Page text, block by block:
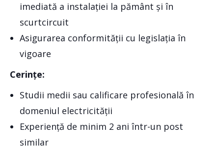
imediată a instalației la pământ și în
scurtcircuit
Asigurarea conformității cu legislația în
vigoare
Cerințe:
Studii medii sau calificare profesională în
domeniul electricității
Experiență de minim 2 ani într-un post
similar